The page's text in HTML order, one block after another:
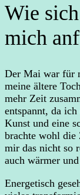
Wie
mich
Der Mai war für
meine ältere
mehr Zeit
entspannt, da
Kunst und eine
brachte wohl die
mir das nicht so
auch wärmer
Energetisch